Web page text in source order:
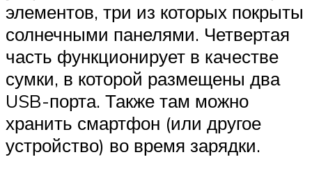
элементов, три из которых покрыты
солнечными панелями. Четвертая
часть функционирует в качестве
сумки, в которой размещены два
USB-порта. Также там можно
хранить смартфон (или другое
устройство) во время зарядки.